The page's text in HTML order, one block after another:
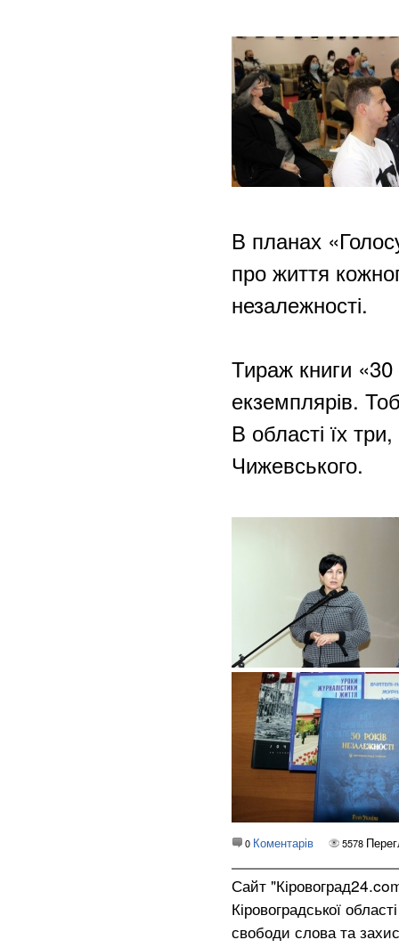
В планах
про життя
незалежності.
Тираж книги
екземплярів.
В області їх
Чижевського.
0 Коментарів 5578
Сайт
Кіровоградської
свободи слова та